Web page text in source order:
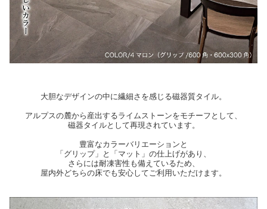
大胆なデザインの中に繊細さを感じる磁器質タイル。
アルプスの麓から産出するライムストーンをモチーフとして、
磁器タイルとして再現されています。
豊富なカラーバリエーションと
「グリップ」と「マット」の仕上げがあり、
さらには耐凍害性も備えているため、
屋内外どちらの床でも安心してご利用いただけます。